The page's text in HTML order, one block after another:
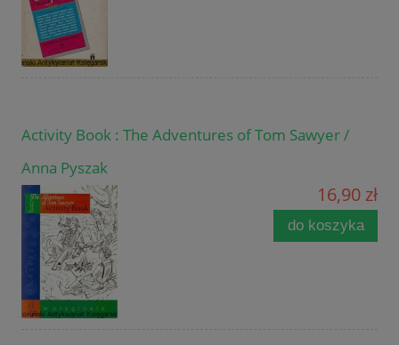
Activity Book : The Adventures of Tom Sawyer /
Anna Pyszak
16,90 zł
do koszyka